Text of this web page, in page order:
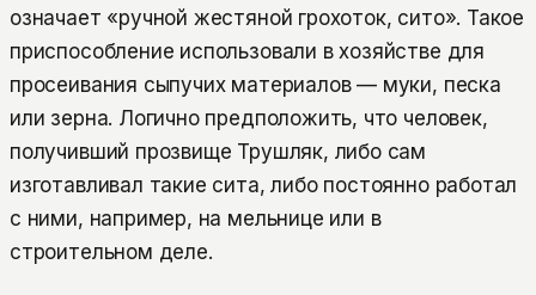
означает «ручной жестяной грохоток, сито». Такое
приспособление использовали в хозяйстве для
просеивания сыпучих материалов — муки, песка
или зерна. Логично предположить, что человек,
получивший прозвище Трушляк, либо сам
изготавливал такие сита, либо постоянно работал
с ними, например, на мельнице или в
строительном деле.